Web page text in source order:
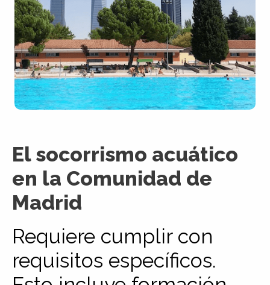
El socorrismo acuático
en la Comunidad de
Madrid
Requiere cumplir con
requisitos específicos.